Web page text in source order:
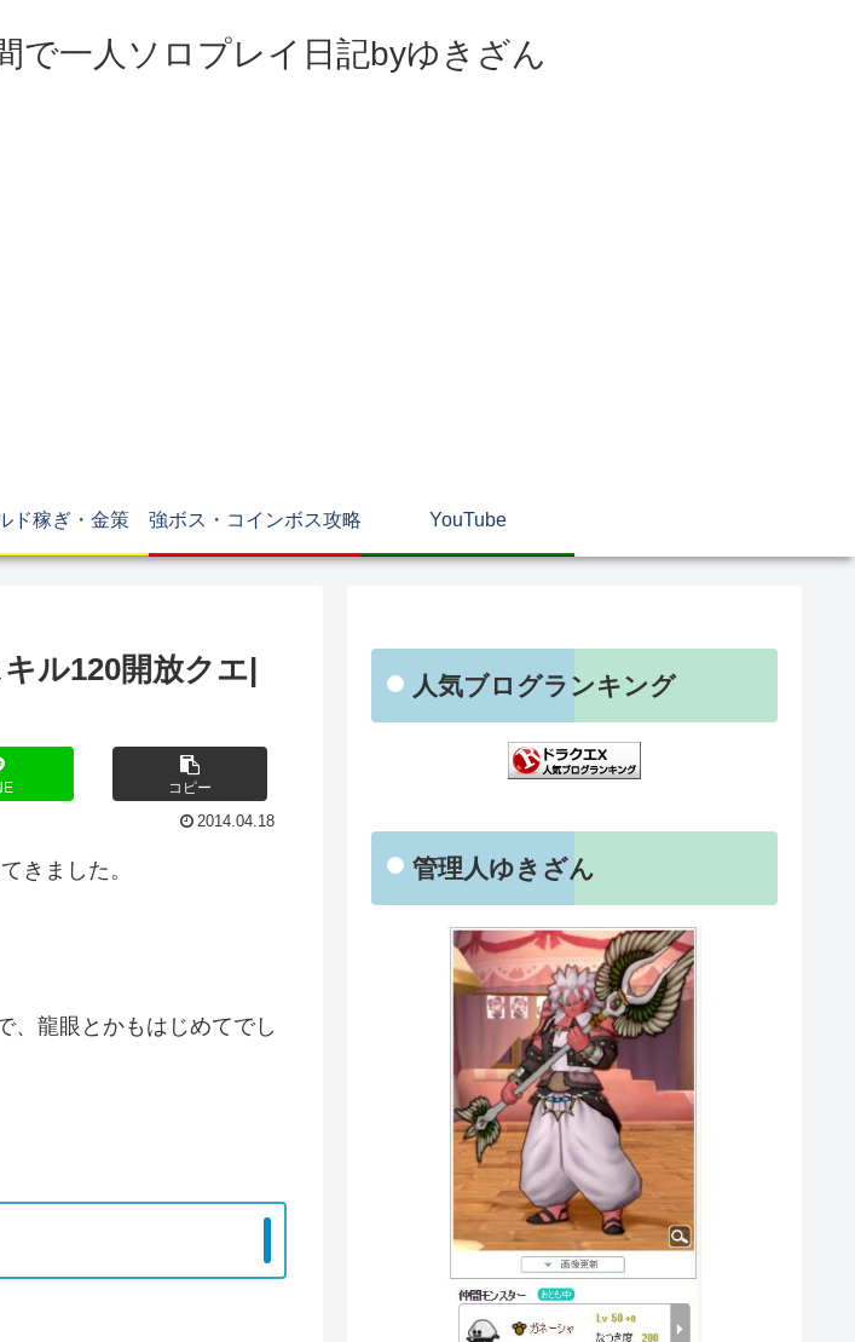
で一人ソロプレイ日記byゆきざん
ド稼ぎ・金策 強ボス・コインボス攻略 YouTube
ル120開放クエ|
コピー
2014.04.18
きました。
、龍眼とかもはじめてでし
人気ブログランキング
管理人ゆきざん